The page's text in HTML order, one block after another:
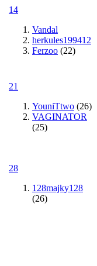
14
Vandal
herkules199412
Ferzoo (22)
21
YouniTtwo (26)
VAGINATOR
(25)
28
128majky128
(26)